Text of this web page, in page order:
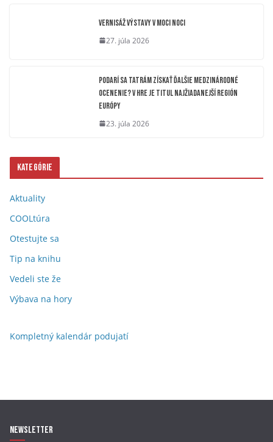
Vernisáž výstavy V moci noci
27. júla 2026
Podarí sa Tatrám získať ďalšie medzinárodné
ocenenie? V hre je titul Najžiadanejší región
Európy
23. júla 2026
Kategórie
Aktuality
COOLtúra
Otestujte sa
Tip na knihu
Vedeli ste že
Výbava na hory
Kompletný kalendár podujatí
Newsletter